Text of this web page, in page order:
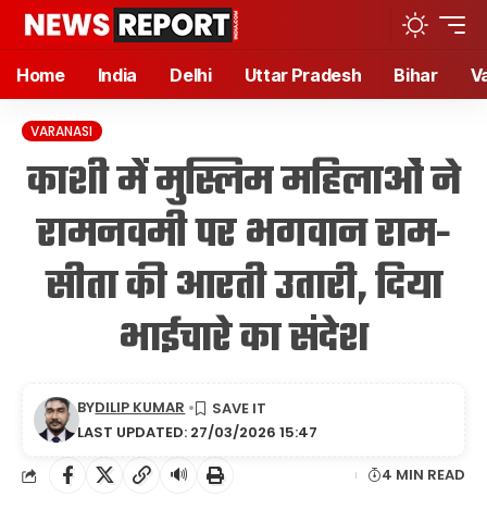
Home India Delhi Uttar Pradesh Bihar
VARANASI
काशी में मुस्लिम महिलाओं ने
रामनवमी पर भगवान राम-
सीता की आरती उतारी, दिया
भाईचारे का संदेश
LAST UPDATED: 27/03/2026 15:47
BYDILIP KUMAR
🔊 4 MIN READ